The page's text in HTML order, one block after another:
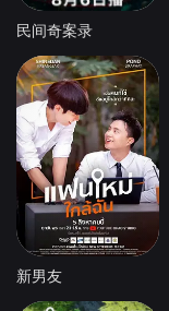
民间奇案录
新男友